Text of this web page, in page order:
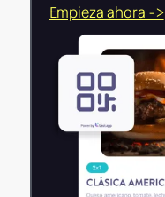
Empieza ahora ->